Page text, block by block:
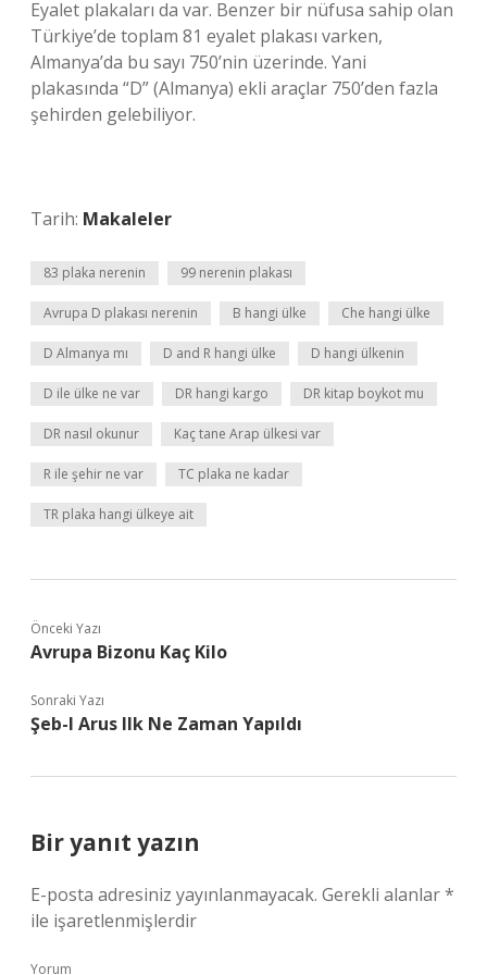
Eyalet plakaları da var. Benzer bir nüfusa sahip olan
Türkiye’de toplam 81 eyalet plakası varken,
Almanya’da bu sayı 750’nin üzerinde. Yani
plakasında “D” (Almanya) ekli araçlar 750’den fazla
şehirden gelebiliyor.
Tarih: Makaleler
83 plaka nerenin 99 nerenin plakası
Avrupa D plakası nerenin B hangi ülke Che hangi ülke
D Almanya mı D and R hangi ülke D hangi ülkenin
D ile ülke ne var DR hangi kargo DR kitap boykot mu
DR nasıl okunur Kaç tane Arap ülkesi var
R ile şehir ne var TC plaka ne kadar
TR plaka hangi ülkeye ait
Önceki Yazı
Avrupa Bizonu Kaç Kilo
Sonraki Yazı
Şeb-I Arus Ilk Ne Zaman Yapıldı
Bir yanıt yazın
E-posta adresiniz yayınlanmayacak. Gerekli alanlar*
ile işaretlenmişlerdir
Yorum